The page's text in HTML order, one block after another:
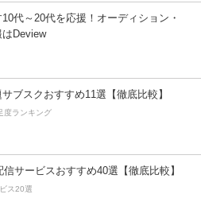
代～20代を応援！オーディション・
Deview
ブスクおすすめ11選【徹底比較】
度ランキング
サービスおすすめ40選【徹底比較】
ス20選